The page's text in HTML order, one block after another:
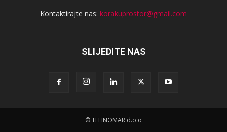
Kontaktirajte nas: korakuprostor@gmail.com
SLIJEDITE NAS
© TEHNOMAR d.o.o